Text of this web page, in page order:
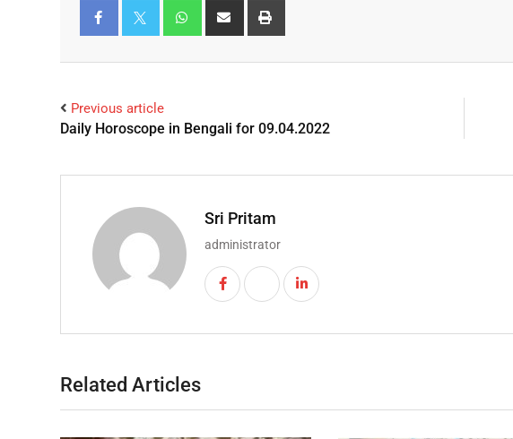
Previous article
Daily Horoscope in Bengali for 09.04.2022
Sri Pritam
administrator
Related Articles